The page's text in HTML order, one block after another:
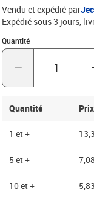
Vendu et expédié par
Expédié sous 3 jours
Quantité
Quantité : 1
Quantité
1 et +
5 et +
10 et +